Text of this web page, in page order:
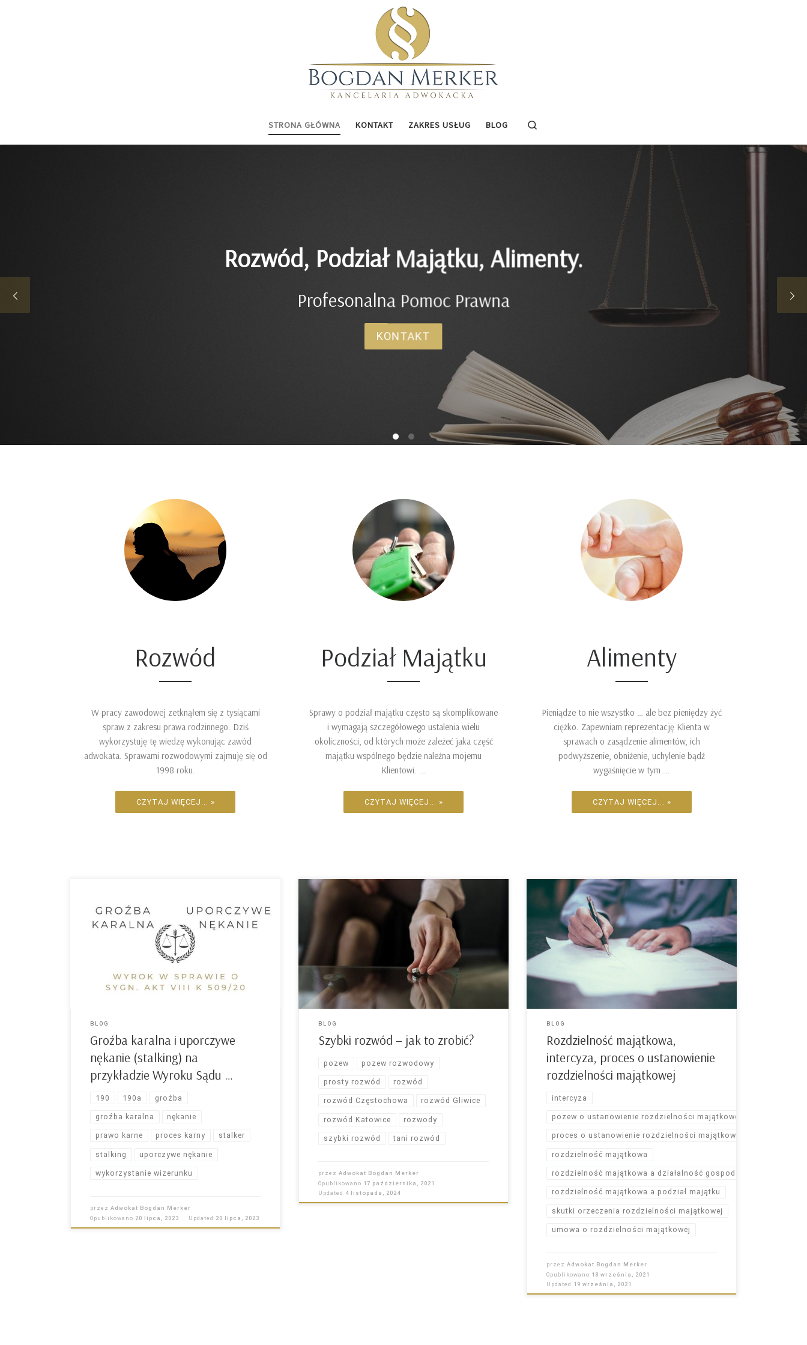
STRONA GŁÓWNA KONTAKT ZAKRES USŁUG BLOG
Adwokat Katowice - Bogdan Merker
Specjalizacja w prawie rodzinnym
O MNIE
Rozwód
W pracy zawodowej zetknąłem się z tysiącami
spraw z zakresu prawa rodzinnego. Dziś
wykorzystuję tę wiedzę wykonując zawód
adwokata. Sprawami rozwodowymi zajmuję się od
1998 roku.
CZYTAJ WIĘCEJ... »
Podział Majątku
Sprawy o podział majątku często są skomplikowane
i wymagają szczegółowego ustalenia wielu
okoliczności, od których może zależeć jaka część
majątku wspólnego będzie należna mojemu
Klientowi. ...
CZYTAJ WIĘCEJ... »
Alimenty
Pieniądze to nie wszystko … ale bez pieniędzy żyć
ciężko. Zapewniam reprezentację Klienta w
sprawach o zasądzenie alimentów, ich
podwyższenie, obniżenie, uchylenie bądź
wygaśnięcie w tym ...
CZYTAJ WIĘCEJ... »
sygn. akt VIII K 509/20 Art. 190 – [Groźba karalna]
– Kodeks karny § 1. Kto grozi innej osobie
popełnieniem przestępstwa na jej szkodę lub
szkodę osoby najbliższej, jeżeli groźba wzbudza w
spełniona, podlega grzywnie, karze ograniczenia
BLOG
Groźba karalna i uporczywe
nękanie (stalking) na
przykładzie Wyroku Sądu …
190 190a groźba
groźba karalna nękanie
prawo karne proces karny stalker
stalking uporczywe nękanie
wykorzystanie wizerunku
przezAdwokat Bogdan Merker
Opublikowano 20 lipca, 2023 Updated 20 lipca, 2023
Sądy od kilku lat działają znacznie wolniej, Covid
pogorszył sytuację, ale jest też dobra wiadomość.
Każdy sędzia chce wydać jak najwięcej wyroków i
zrobić to szybko, bo każdy z sędziów jest rozliczny
z ilości załatwionych spraw. Wyrok rozwodowy
wydaje Sąd Okręgowy, od lipca 2021 roku do
końca pandemii i przez […]
BLOG
Szybki rozwód – jak to zrobić?
pozew pozew rozwodowy
prosty rozwód rozwód
rozwód Częstochowa rozwód Gliwice
rozwód Katowice rozwody
szybki rozwód tani rozwód
przezAdwokat Bogdan Merker
Opublikowano 17 października, 2021
Updated 4 listopada, 2024
Z chwilą zawarcia małżeństwa pomiędzy
małżonkami powstaje wspólność majątkowa
(wspólność ustawowa). Tym samym, od dnia
zawarcia małżeństwa powstaje majątek wspólny
małżonków. Do majątku wspólnego zaliczane są:
gospodarczej, dochody z majątków osobistych i
majątku wspólnego stron – np. czynsz za
wynajmowane komuś mieszkanie, środki […]
BLOG
Rozdzielność majątkowa,
intercyza, proces o ustanowienie
rozdzielności majątkowej
intercyza
pozew o ustanowienie rozdzielności majątkowej
proces o ustanowienie rozdzielności majątkowej
rozdzielność majątkowa
rozdzielność majątkowa a działalność gospodarcza
rozdzielność majątkowa a podział majątku
skutki orzeczenia rozdzielności majątkowej
umowa o rozdzielności majątkowej
przezAdwokat Bogdan Merker
Opublikowano 18 września, 2021
Updated 19 września, 2021